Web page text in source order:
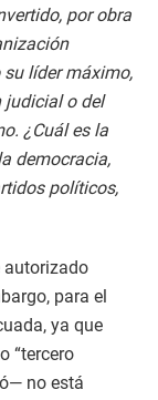
por obra
líder máximo,
judicial o del
¿Cuál es la
democracia,
políticos,
autorizado
para el
ya que
“tercero
no está